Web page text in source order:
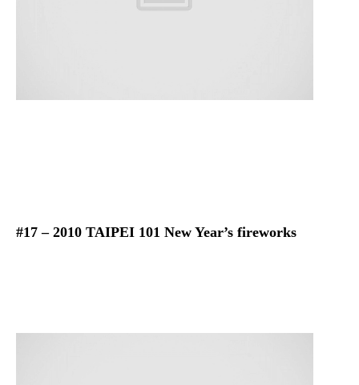
#17 – 2010 TAIPEI 101 New Year’s fireworks